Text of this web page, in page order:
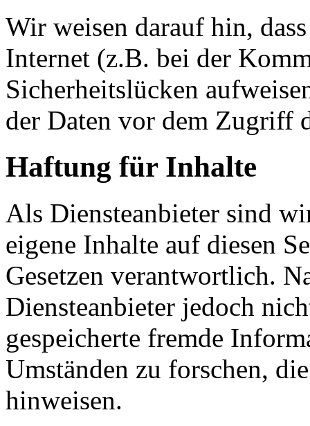
Wir weisen darauf hin,
Internet (z.B. bei der
Sicherheitslücken
der Daten vor dem Zugriff
Haftung für Inhalte
Als Diensteanbieter sind
eigene Inhalte auf diesen
Gesetzen verantwortlich.
Diensteanbieter jedoch
gespeicherte fremde
Umständen zu forschen,
hinweisen.